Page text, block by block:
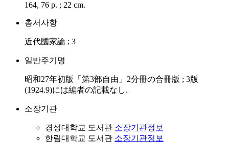
164, 76 p. ; 22 cm.
총서사항
近代國家論 ; 3
일반주기명
昭和27年初版「第3部自由」2分冊の合冊版 ; 3版
(1924.9)には編者の記載なし.
소장기관
경성대학교 도서관 소장기관정보
한림대학교 도서관 소장기관정보